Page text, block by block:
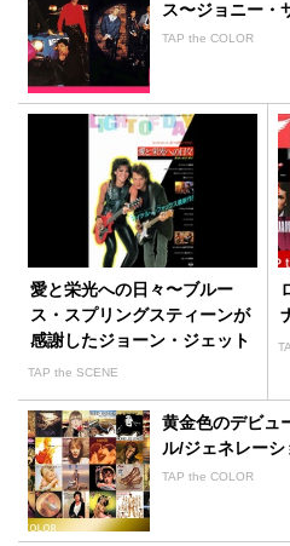
ス〜ジョニー・
TAP the COLOR
愛と栄光への日々〜ブルー
ス・スプリングスティーンが
感謝したジョーン・ジェット
主演作
TAP the SCENE
黄金色のデビュ
ル/ジェネレーシ
TAP the COLOR